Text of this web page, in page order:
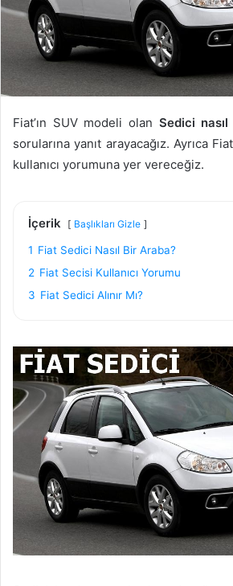
Fiat’ın SUV modeli olan Sedici
sorularına yanıt arayacağız. Ayrıca
kullanıcı yorumuna yer vereceğiz.
İçerik Başlıkları Gizle
1 Fiat Sedici Nasıl Bir Araba?
2 Fiat Secisi Kullanıcı Yorumu
3 Fiat Sedici Alınır Mı?